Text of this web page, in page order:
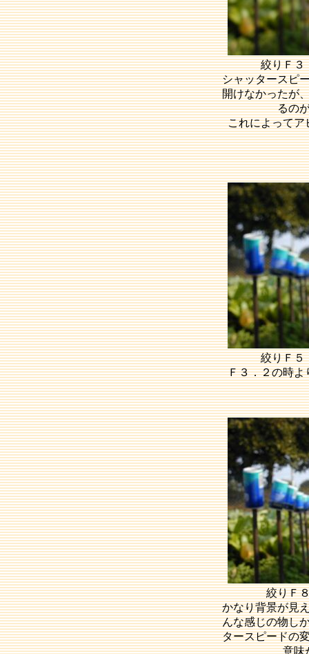
絞りＦ
シャッタースピ
開けなかったが
るの
これによってア
絞りＦ
Ｆ３．２の時よ
絞り
かなり背景が見
んな感じの物し
タースピードの
意味